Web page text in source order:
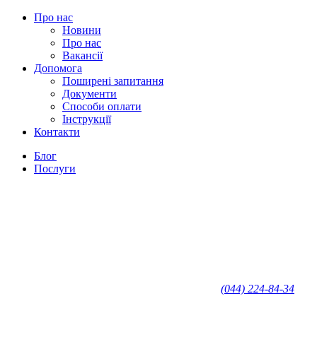
Про нас
Новини
Про нас
Вакансії
Допомога
Поширені запитання
Документи
Способи оплати
Інструкції
Контакти
Блог
Послуги
(044) 224-84-34